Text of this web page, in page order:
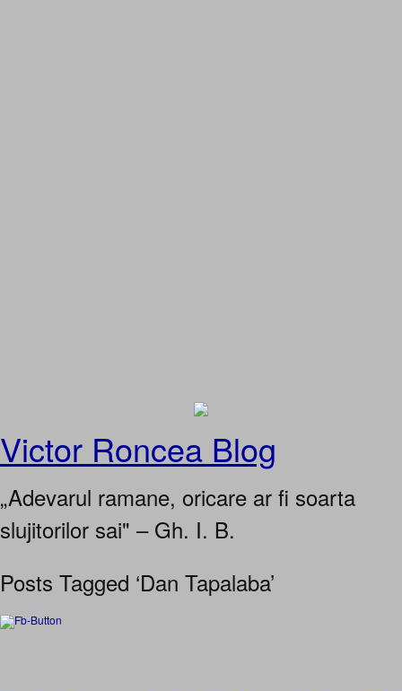
Victor Roncea Blog
„Adevarul ramane, oricare ar fi soarta
slujitorilor sai" – Gh. I. B.
Posts Tagged ‘Dan Tapalaba’